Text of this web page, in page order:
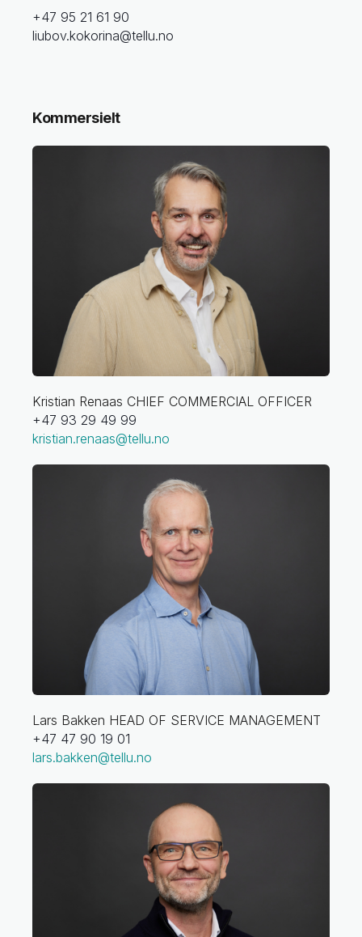
+47 95 21 61 90
liubov.kokorina@tellu.no
Kommersielt
Kristian Renaas CHIEF COMMERCIAL OFFICER
+47 93 29 49 99
kristian.renaas@tellu.no
Lars Bakken HEAD OF SERVICE MANAGEMENT
+47 47 90 19 01
lars.bakken@tellu.no